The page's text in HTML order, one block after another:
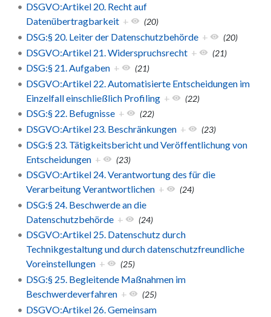
DSGVO:Artikel 20. Recht auf
Datenübertragbarkeit + (20)
DSG:§ 20. Leiter der Datenschutzbehörde + (20)
DSGVO:Artikel 21. Widerspruchsrecht + (21)
DSG:§ 21. Aufgaben + (21)
DSGVO:Artikel 22. Automatisierte Entscheidungen im
Einzelfall einschließlich Profiling + (22)
DSG:§ 22. Befugnisse + (22)
DSGVO:Artikel 23. Beschränkungen + (23)
DSG:§ 23. Tätigkeitsbericht und Veröffentlichung von
Entscheidungen + (23)
DSGVO:Artikel 24. Verantwortung des für die
Verarbeitung Verantwortlichen + (24)
DSG:§ 24. Beschwerde an die
Datenschutzbehörde + (24)
DSGVO:Artikel 25. Datenschutz durch
Technikgestaltung und durch datenschutzfreundliche
Voreinstellungen + (25)
DSG:§ 25. Begleitende Maßnahmen im
Beschwerdeverfahren + (25)
DSGVO:Artikel 26. Gemeinsam